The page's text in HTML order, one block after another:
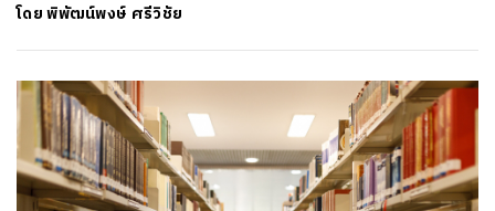
โดยพิพัฒน์พงษ์ ศรีวิชัย
ค้นหา
SHARE TWEET LINE EMAIL